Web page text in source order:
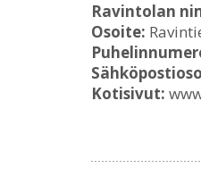
Ravintolan
Osoite:
Kotisivut: